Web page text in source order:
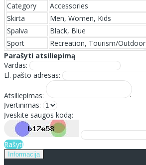
Category
Accessories
Skirta
Men, Women, Kids
Spalva
Black, Blue
Sport
Recreation, Tourism/Outdoor
Parašyti atsiliepimą
Vardas:
El. pašto adresas:
Atsiliepimas:
Įvertinimas:
Įveskite saugos kodą:
Rašyti
Informacija